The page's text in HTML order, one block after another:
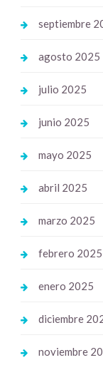
septiembre
agosto 2025
julio 2025
junio 2025
mayo 2025
abril 2025
marzo 2025
febrero 2025
enero 2025
diciembre
noviembre